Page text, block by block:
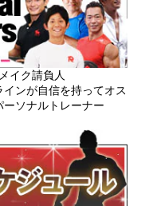
イク請負人
ンが自信を持ってオス
ーソナルトレーナー